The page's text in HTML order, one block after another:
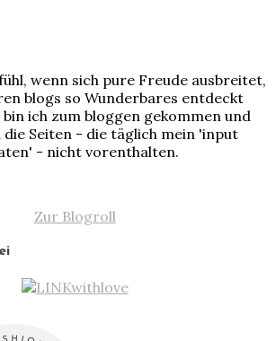
wenn sich pure Freude ausbreitet,
blogs so Wunderbares entdeckt
ich zum bloggen gekommen und
die Seiten - die täglich mein 'input
- nicht vorenthalten.
Zur Blogroll